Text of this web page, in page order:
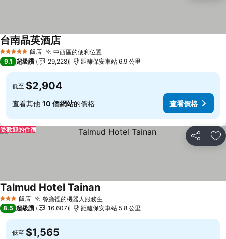
5 星級 飯店 中西區的便利位置
台南晶英酒店
9.1 超級讚 29,228 距離保安車站 6.9 公里
低至 $2,904
查看其他 10 個網站的價格 查看價格
分享 加
受歡迎的住宿
3 星級 飯店 餐廳裡的機器人服務生
Talmud Hotel Tainan
8.5 超級讚 16,607 距離保安車站 5.8 公里
低至 $1,565